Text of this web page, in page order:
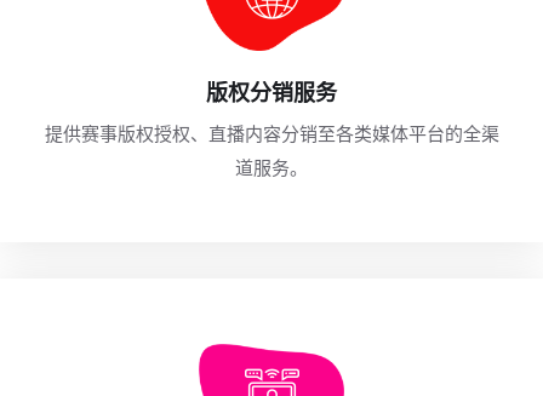
版权分销服务
提供赛事版权授权、直播内容分销至各类媒体平台的全渠
道服务。